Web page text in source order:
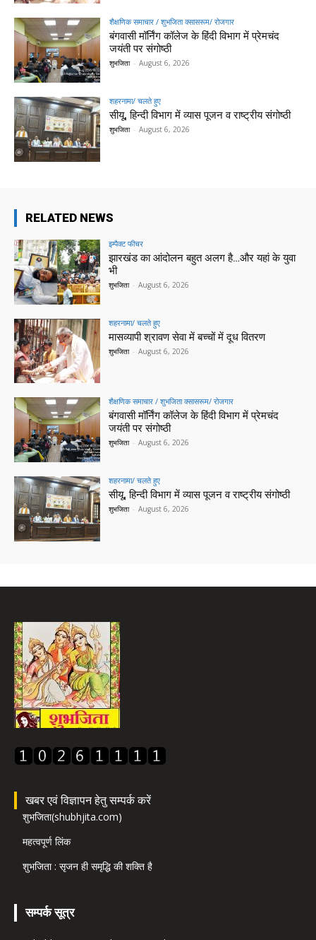
शैक्षणिक समाचार / शुभजिता क्सासरूम/ रोजगार
बंगवासी मॉर्निंग कॉलेज के हिंदी विभाग में प्रेमचंद
जयंती पर संगोष्ठी
शुभजिता - August 6, 2026
शहरनामा/ चलते हुए
सीयू, हिन्दी विभाग में व्यास पूजन व राष्ट्रीय संगोष्ठी
शुभजिता - August 6, 2026
RELATED NEWS
इम्पैक्ट फीचर
झारखंड का आंदोलन बहुत अलग है…और यहां के युवा
भी
शुभजिता - August 6, 2026
शहरनामा/ चलते हुए
मासव्यापी श्रावण सेवा में बच्चों में दूध वितरण
शुभजिता - August 6, 2026
शैक्षणिक समाचार / शुभजिता क्सासरूम/ रोजगार
बंगवासी मॉर्निंग कॉलेज के हिंदी विभाग में प्रेमचंद
जयंती पर संगोष्ठी
शुभजिता - August 6, 2026
शहरनामा/ चलते हुए
सीयू, हिन्दी विभाग में व्यास पूजन व राष्ट्रीय संगोष्ठी
शुभजिता - August 6, 2026
खबर एवं विज्ञापन हेतु सम्पर्क करें
शुभजिता(shubhjita.com)
महत्वपूर्ण लिंक
शुभजिता : सृजन ही समृद्धि की शक्ति है
सम्पर्क सूत्र